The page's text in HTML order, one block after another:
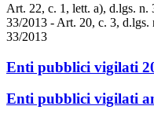
Art. 22, c. 1, lett. a), d.lgs. n.
33/2013 - Art. 20, c. 3,
33/2013
Enti pubblici vigilati
Enti pubblici vigilati